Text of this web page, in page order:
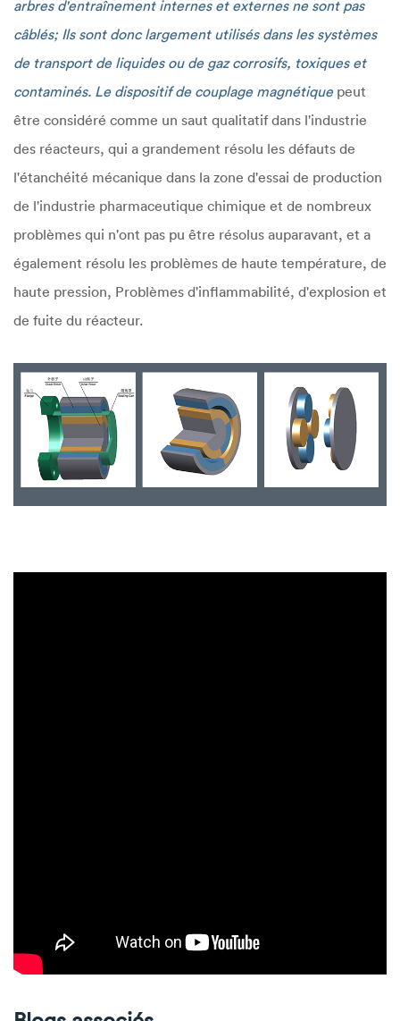
arbres d'entraînement internes et externes ne sont pas
câblés; Ils sont donc largement utilisés dans les systèmes
de transport de liquides ou de gaz corrosifs, toxiques et
contaminés. Le dispositif de couplage magnétique peut
être considéré comme un saut qualitatif dans l'industrie
des réacteurs, qui a grandement résolu les défauts de
l'étanchéité mécanique dans la zone d'essai de production
de l'industrie pharmaceutique chimique et de nombreux
problèmes qui n'ont pas pu être résolus auparavant, et a
également résolu les problèmes de haute température, de
haute pression, Problèmes d'inflammabilité, d'explosion et
de fuite du réacteur.